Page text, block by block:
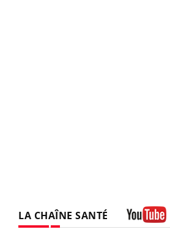
LA CHAÎNE SANTÉ